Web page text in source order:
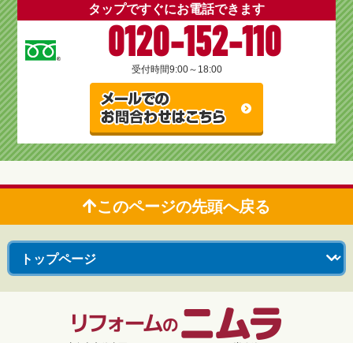
タップですぐにお電話できます
0120-152-110
受付時間9:00～18:00
このページの先頭へ戻る